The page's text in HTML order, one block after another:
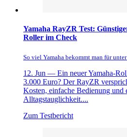
Yamaha RayZR Test:
Roller im Check
So viel Yamaha bekommt man für
12. Jun — Ein neuer Yamaha-
3.000 Euro? Der RayZR
Kosten, einfache Bedienung und
Alltagstauglichkeit....
Zum Testbericht